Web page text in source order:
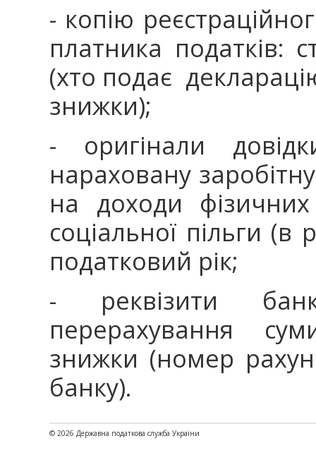
- копію
платника податків:
(хто подає
знижки);
- оригінали
нараховану
на доходи
соціальної пільги (в
податковий рік;
- реквізити
перерахування
знижки (номер
банку).
© 2026 Державна податкова служба України